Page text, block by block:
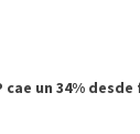
cae un 34%